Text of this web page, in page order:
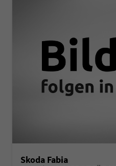
Skoda Fabia